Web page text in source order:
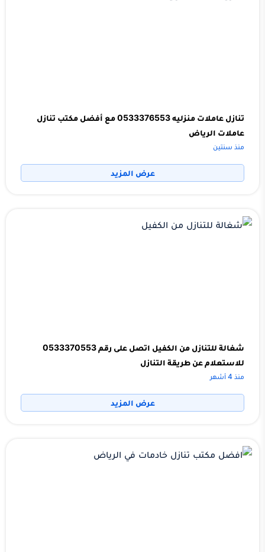
تنازل عاملات منزليه 0533376553 مع أفضل مكتب تنازل
عاملات الرياض
منذ سنتين
عرض المزيد
شغالة للتنازل من الكفيل اتصل على رقم 0533370553
للاستعلام عن طريقة التنازل
منذ 4 أشهر
عرض المزيد